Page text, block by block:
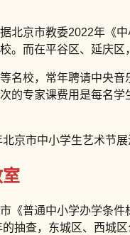
北京市教委2022年《
。而在平谷区、延庆
名校，常年聘请中央
的专家课费用是每名
京市中小学生艺术节
《普通中小学办学条
抽查，东城区、西城